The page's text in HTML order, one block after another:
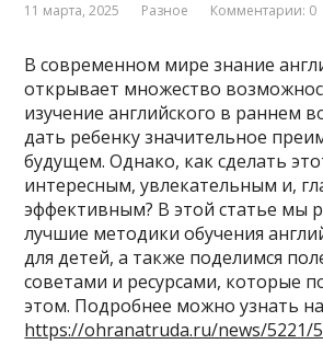
11 марта, 2025 Разное Комментарии: 0
В современном мире знание
открывает множество
изучение английского в раннем
дать ребенку значительное
будущем. Однако, как сделать
интересным, увлекательным и,
эффективным? В этой статье мы
лучшие методики обучения
для детей, а также поделимся
советами и ресурсами, которые
этом. Подробнее можно узнать на
https://ohranatruda.ru/news/5221/